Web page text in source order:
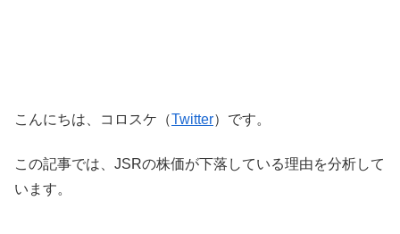
こんにちは、コロスケ（Twitter）です。
この記事では、JSRの株価が下落している理由を分析して
います。